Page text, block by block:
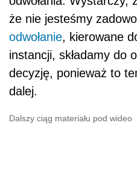
że nie jesteśmy
odwołanie, kierowane
instancji, składamy do
decyzję, ponieważ to
dalej.
Dalszy ciąg materiału pod wideo